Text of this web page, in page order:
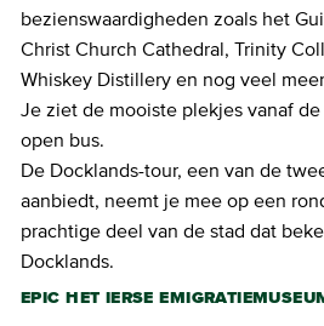
bezienswaardigheden zoals het
Christ Church Cathedral, Trinity
Whiskey Distillery en nog veel
Je ziet de mooiste plekjes vanaf
open bus.
De Docklands-tour, een van de
aanbiedt, neemt je mee op een
prachtige deel van de stad dat
Docklands.
EPIC HET IERSE